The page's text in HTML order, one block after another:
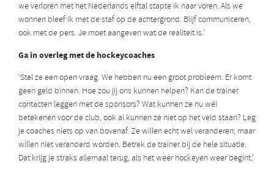
we verloren met het Nederlands elftal stapte ik naar voren. Als we
wonnen bleef ik met de staf op de achtergrond. Blijf communiceren,
ook met de pers. Je moet aangeven wat de realiteit is.’
Ga in overleg met de hockeycoaches
‘Stel ze een open vraag. We hebben nu een groot probleem. Er komt
geen geld binnen. Hoe zou jij ons kunnen helpen? Kan de trainer
contacten leggen met de sponsors? Wat kunnen ze nu wél
betekenen voor de club, ook al kunnen ze niet op het veld staan? Leg
je coaches niets op van bovenaf. Ze willen echt wel veranderen, maar
willen niet veranderd worden. Betrek de trainer bij de hele situatie.
Dat krijg je straks allemaal terug, als het weer hockeyen weer begint.’